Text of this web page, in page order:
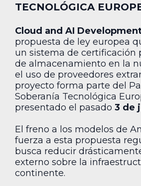
TECNOLÓGICA
Cloud and AI
propuesta de ley europea
un sistema de certificación
de almacenamiento en la
el uso de proveedores
proyecto forma parte del
Soberanía Tecnológica
presentado el pasado 3 de
El freno a los modelos de
fuerza a esta propuesta
busca reducir
externo sobre la
continente.